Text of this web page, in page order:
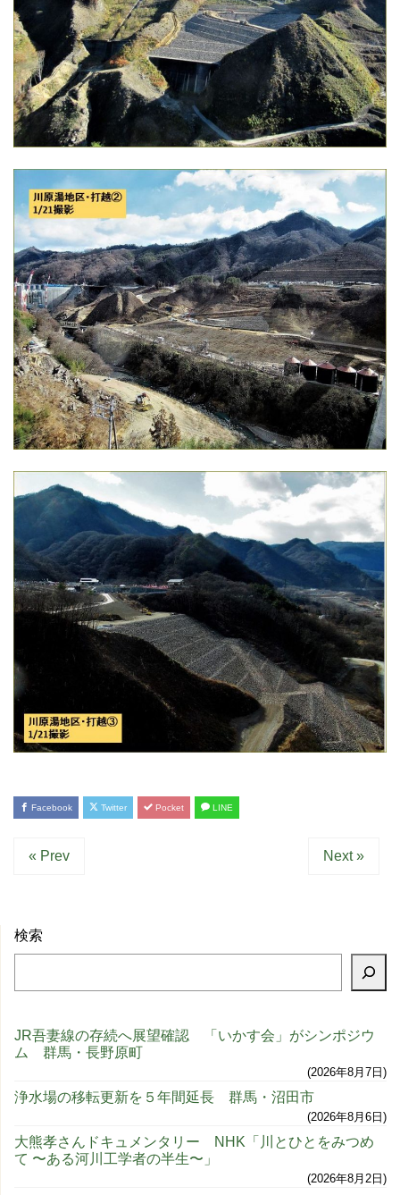
Facebook Twitter Pocket LINE
« Prev Next »
検索
JR吾妻線の存続へ展望確認 「いかす会」がシンポジウ
ム 群馬・長野原町
2026年8月7日
浄水場の移転更新を５年間延長 群馬・沼田市
2026年8月6日
大熊孝さんドキュメンタリー NHK「川とひとをみつめ
て 〜ある河川工学者の半生〜」
2026年8月2日